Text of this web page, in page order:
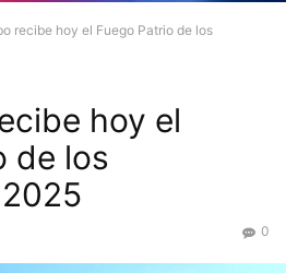
recibe hoy el Fuego Patrio de los
hoy el
de los
0